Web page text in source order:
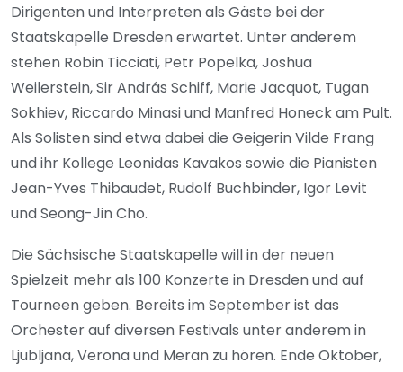
Dirigenten und Interpreten als Gäste bei der
Staatskapelle Dresden erwartet. Unter anderem
stehen Robin Ticciati, Petr Popelka, Joshua
Weilerstein, Sir András Schiff, Marie Jacquot, Tugan
Sokhiev, Riccardo Minasi und Manfred Honeck am Pult.
Als Solisten sind etwa dabei die Geigerin Vilde Frang
und ihr Kollege Leonidas Kavakos sowie die Pianisten
Jean-Yves Thibaudet, Rudolf Buchbinder, Igor Levit
und Seong-Jin Cho.
Die Sächsische Staatskapelle will in der neuen
Spielzeit mehr als 100 Konzerte in Dresden und auf
Tourneen geben. Bereits im September ist das
Orchester auf diversen Festivals unter anderem in
Ljubljana, Verona und Meran zu hören. Ende Oktober,